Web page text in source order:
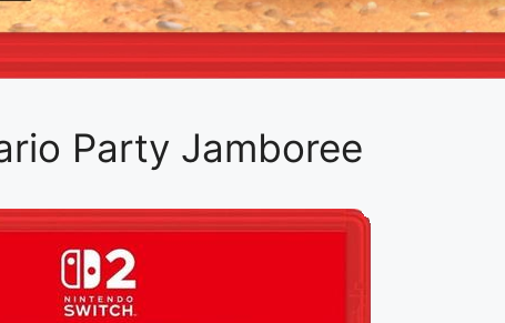
Party Jamboree